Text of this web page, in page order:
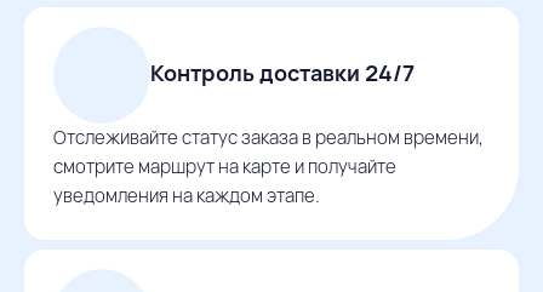
Контроль доставки 24/7
Отслеживайте статус заказа в реальном времени,
смотрите маршрут на карте и получайте
уведомления на каждом этапе.